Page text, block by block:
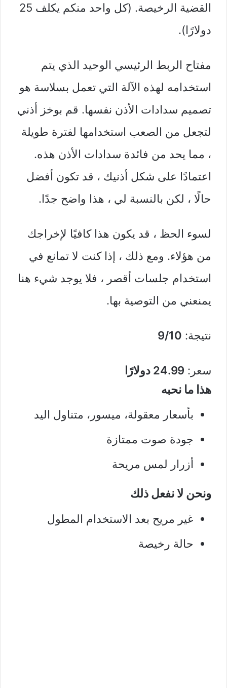
القضية الرخيصة. (كل واحد منكم يكلف 25
دولارًا).
مفتاح الربط الرئيسي الوحيد الذي يتم
استخدامه لهذه الآلة التي تعمل بسلاسة هو
تصميم سدادات الأذن نفسها. قم بوخز أذني
لتجعل من الصعب استخدامها لفترة طويلة
، مما يحد من فائدة سدادات الأذن هذه.
اعتمادًا على شكل أذنيك ، قد تكون أفضل
حالًا ، لكن بالنسبة لي ، هذا واضح جدًا.
لسوء الحظ ، قد يكون هذا كافيًا لإخراجك
من هؤلاء. ومع ذلك ، إذا كنت لا تمانع في
استخدام جلسات أقصر ، فلا يوجد شيء هنا
يمنعني من التوصية بها.
نتيجة: 9/10
سعر: 24.99 دولارًا
هذا ما نحبه
بأسعار معقولة، ميسور، متناول اليد
جودة صوت ممتازة
أزرار لمس مريحة
ونحن لا نفعل ذلك
غير مريح بعد الاستخدام المطول
حالة رخيصة